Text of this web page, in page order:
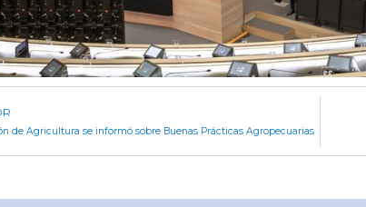
de Agricultura se informó sobre Buenas Prácticas Agropecuarias